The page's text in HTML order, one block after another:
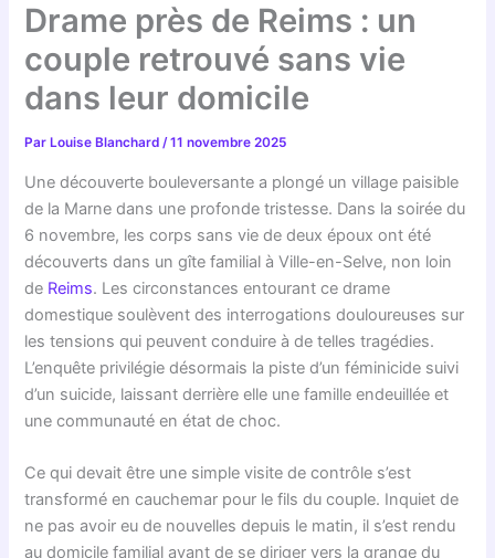
Drame près de Reims : un
couple retrouvé sans vie
dans leur domicile
Par Louise Blanchard/11 novembre 2025
Une découverte bouleversante a plongé un village paisible
de la Marne dans une profonde tristesse. Dans la soirée du
6 novembre, les corps sans vie de deux époux ont été
découverts dans un gîte familial à Ville-en-Selve, non loin
de Reims. Les circonstances entourant ce drame
domestique soulèvent des interrogations douloureuses sur
les tensions qui peuvent conduire à de telles tragédies.
L’enquête privilégie désormais la piste d’un féminicide suivi
d’un suicide, laissant derrière elle une famille endeuillée et
une communauté en état de choc.
Ce qui devait être une simple visite de contrôle s’est
transformé en cauchemar pour le fils du couple. Inquiet de
ne pas avoir eu de nouvelles depuis le matin, il s’est rendu
au domicile familial avant de se diriger vers la grange du